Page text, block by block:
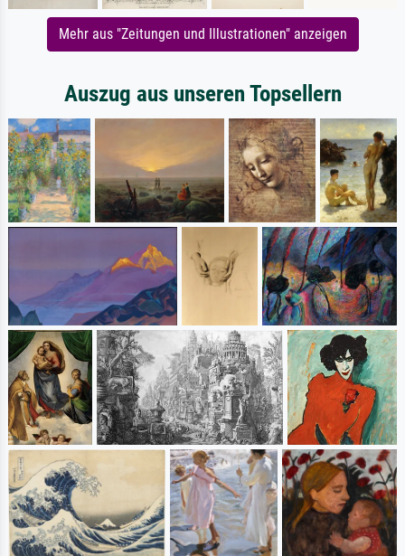
Mehr aus "Zeitungen und Illustrationen" anzeigen
Auszug aus unseren Topsellern